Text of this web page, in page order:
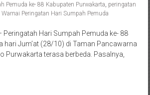
Pemuda ke- 88 Kabupaten Purwakarta peringatan
Warnai Peringatan Hari Sumpah Pemuda
Peringatah Hari Sumpah Pemuda ke- 88
hari Jum’at (28/10) di Taman Pancawarna
Purwakarta terasa berbeda. Pasalnya,